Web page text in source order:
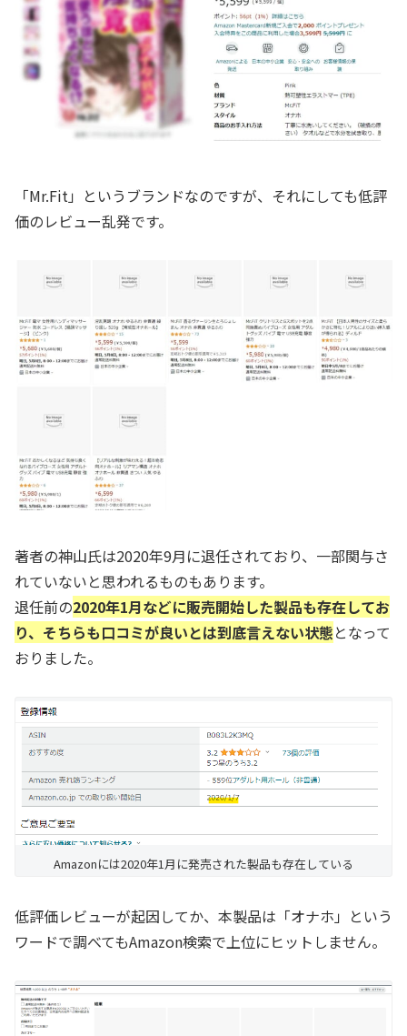
「Mr.Fit」というブランドなのですが、それにしても低評
価のレビュー乱発です。
著者の神山氏は2020年9月に退任されており、一部関与さ
れていないと思われるものもあります。
退任前の2020年1月などに販売開始した製品も存在してお
り、そちらも口コミが良いとは到底言えない状態となって
おりました。
Amazonには2020年1月に発売された製品も存在している
低評価レビューが起因してか、本製品は「オナホ」という
ワードで調べてもAmazon検索で上位にヒットしません。